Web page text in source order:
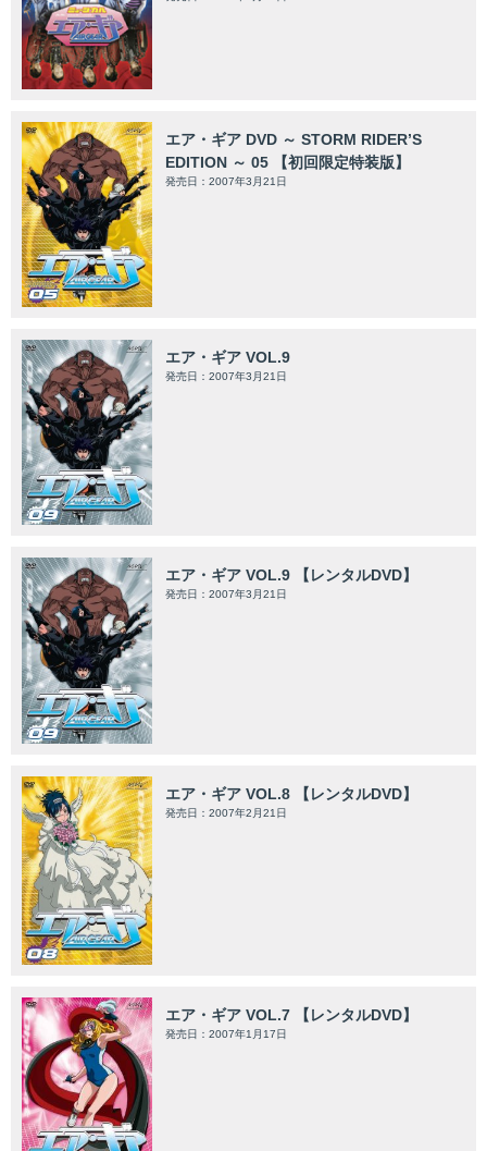
エア・ギア DVD ～ STORM RIDER’S
EDITION ～ 05 【初回限定特装版】
発売日：2007年3月21日
エア・ギア VOL.9
発売日：2007年3月21日
エア・ギア VOL.9 【レンタルDVD】
発売日：2007年3月21日
エア・ギア VOL.8 【レンタルDVD】
発売日：2007年2月21日
エア・ギア VOL.7 【レンタルDVD】
発売日：2007年1月17日